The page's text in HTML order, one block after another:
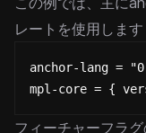
レートを使用します
anchor-lang =
mpl-core = {
フィーチャーフラ